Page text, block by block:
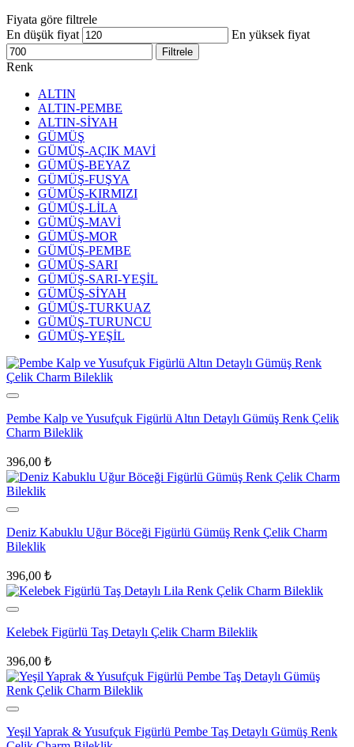
Fiyata göre filtrele
En düşük fiyat
En yüksek fiyat
Filtrele
Renk
ALTIN
ALTIN-PEMBE
ALTIN-SİYAH
GÜMÜŞ
GÜMÜŞ-AÇIK MAVİ
GÜMÜŞ-BEYAZ
GÜMÜŞ-FUŞYA
GÜMÜŞ-KIRMIZI
GÜMÜŞ-LİLA
GÜMÜŞ-MAVİ
GÜMÜŞ-MOR
GÜMÜŞ-PEMBE
GÜMÜŞ-SARI
GÜMÜŞ-SARI-YEŞİL
GÜMÜŞ-SİYAH
GÜMÜŞ-TURKUAZ
GÜMÜŞ-TURUNCU
GÜMÜŞ-YEŞİL
Pembe Kalp ve Yusufçuk Figürlü Altın Detaylı Gümüş Renk Çelik
Charm Bileklik
396,00 ₺
Deniz Kabuklu Uğur Böceği Figürlü Gümüş Renk Çelik Charm
Bileklik
396,00 ₺
Kelebek Figürlü Taş Detaylı Çelik Charm Bileklik
396,00 ₺
Yeşil Yaprak & Yusufçuk Figürlü Pembe Taş Detaylı Gümüş Renk